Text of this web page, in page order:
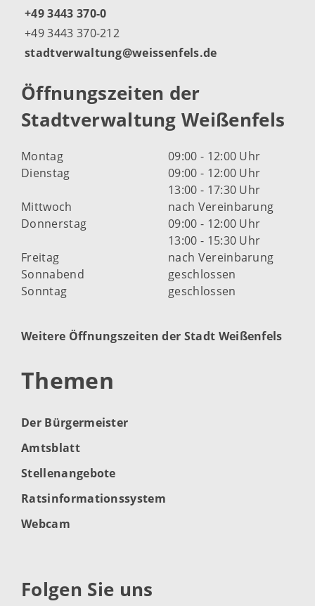
+49 3443 370-0
+49 3443 370-212
stadtverwaltung@weissenfels.de
Öffnungszeiten der
Stadtverwaltung Weißenfels
Montag
09:00 - 12:00 Uhr
Dienstag
09:00 - 12:00 Uhr
13:00 - 17:30 Uhr
Mittwoch
nach Vereinbarung
Donnerstag
09:00 - 12:00 Uhr
13:00 - 15:30 Uhr
Freitag
nach Vereinbarung
Sonnabend
geschlossen
Sonntag
geschlossen
Weitere Öffnungszeiten der Stadt Weißenfels
Themen
Der Bürgermeister
Amtsblatt
Stellenangebote
Ratsinformationssystem
Webcam
Folgen Sie uns